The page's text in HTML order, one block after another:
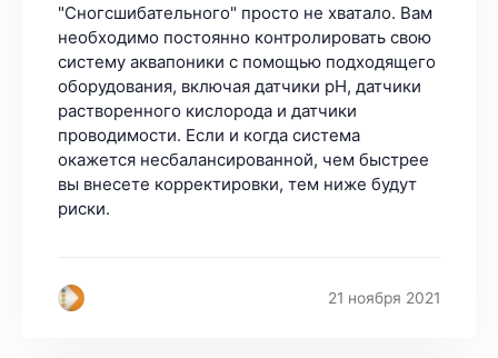
"Сногсшибательного" просто не хватало. Вам
необходимо постоянно контролировать свою
систему аквапоники с помощью подходящего
оборудования, включая датчики pH, датчики
растворенного кислорода и датчики
проводимости. Если и когда система
окажется несбалансированной, чем быстрее
вы внесете корректировки, тем ниже будут
риски.
21 ноября 2021